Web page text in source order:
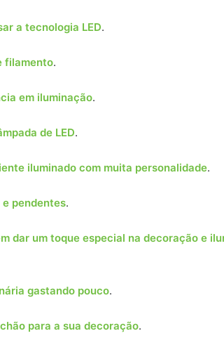
a tecnologia LED.
filamento.
em iluminação.
de LED.
iluminado com muita personalidade.
pendentes.
dar um toque especial na decoração e
gastando pouco.
para a sua decoração.